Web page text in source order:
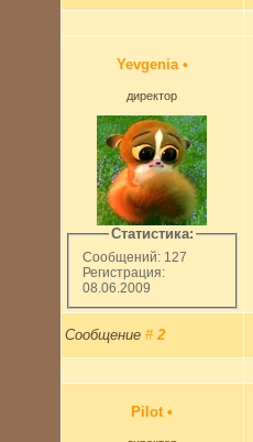
Yevgenia •
директор
Статистика:
Сообщений: 127
Регистрация:
08.06.2009
Сообщение # 2
Pilot •